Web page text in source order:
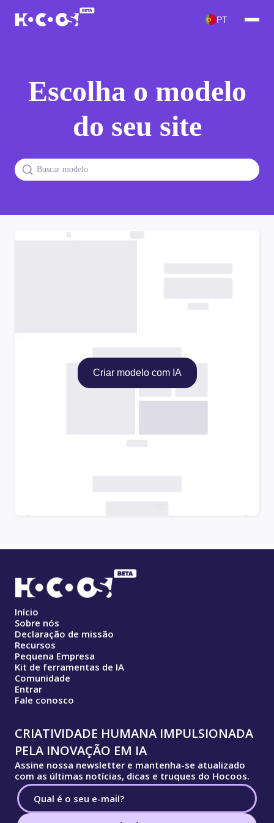
PT
Escolha o modelo
do seu site
Criar modelo com IA
Início
Sobre nós
Declaração de missão
Recursos
Pequena Empresa
Kit de ferramentas de IA
Comunidade
Entrar
Fale conosco
CRIATIVIDADE HUMANA IMPULSIONADA
PELA INOVAÇÃO EM IA
Assine nossa newsletter e mantenha-se atualizado
com as últimas notícias, dicas e truques do Hocoos.